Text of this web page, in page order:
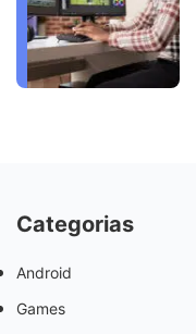
Categorias
Android
Games